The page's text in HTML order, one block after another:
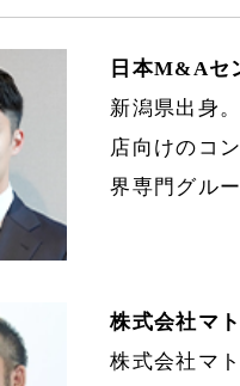
日本M&Aセ
新潟県出身
店向けのコ
界専門グル
株式会社マ
株式会社マ